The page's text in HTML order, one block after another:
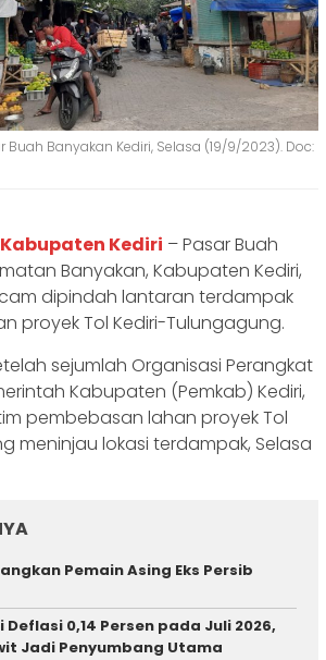
Banyakan Kediri, Selasa (19/9/2023). Doc:
Kabupaten Kediri – Pasar Buah
Banyakan, Kabupaten Kediri,
dipindah lantaran terdampak
proyek Tol Kediri-Tulungagung.
sejumlah Organisasi Perangkat
Kabupaten (Pemkab) Kediri,
pembebasan lahan proyek Tol
meninjau lokasi terdampak, Selasa
Pemain Asing Eks Persib
0,14 Persen pada Juli 2026,
Jadi Penyumbang Utama